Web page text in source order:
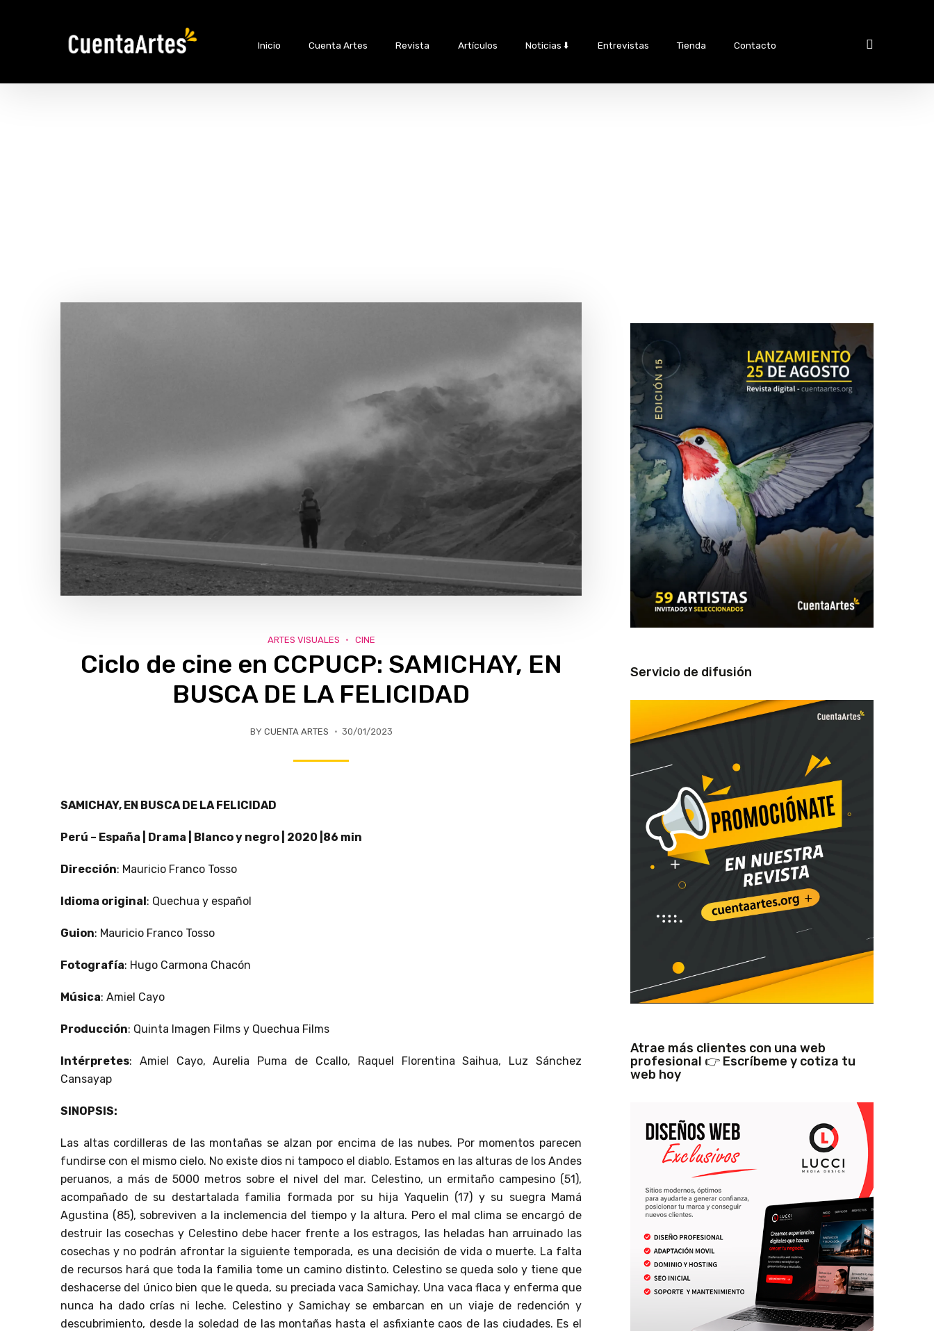
Inicio Cuenta Artes Revista Artículos Noticias ⬇️ Entrevistas Tienda Contacto
ARTES VISUALES CINE
Ciclo de cine en CCPUCP: SAMICHAY, EN
BUSCA DE LA FELICIDAD
BY CUENTA ARTES 30/01/2023
SAMICHAY, EN BUSCA DE LA FELICIDAD
Perú – España | Drama | Blanco y negro | 2020 |86 min
Dirección: Mauricio Franco Tosso
Idioma original: Quechua y español
Guion: Mauricio Franco Tosso
Fotografía: Hugo Carmona Chacón
Música: Amiel Cayo
Producción: Quinta Imagen Films y Quechua Films
Intérpretes: Amiel Cayo, Aurelia Puma de Ccallo, Raquel Florentina Saihua, Luz Sánchez
Cansayap
SINOPSIS:
Las altas cordilleras de las montañas se alzan por encima de las nubes. Por momentos parecen
fundirse con el mismo cielo. No existe dios ni tampoco el diablo. Estamos en las alturas de los Andes
peruanos, a más de 5000 metros sobre el nivel del mar. Celestino, un ermitaño campesino (51),
acompañado de su destartalada familia formada por su hija Yaquelin (17) y su suegra Mamá
Agustina (85), sobreviven a la inclemencia del tiempo y la altura. Pero el mal clima se encargó de
destruir las cosechas y Celestino debe hacer frente a los estragos, las heladas han arruinado las
cosechas y no podrán afrontar la siguiente temporada, es una decisión de vida o muerte. La falta
de recursos hará que toda la familia tome un camino distinto. Celestino se queda solo y tiene que
deshacerse del único bien que le queda, su preciada vaca Samichay. Una vaca flaca y enferma que
nunca ha dado crías ni leche. Celestino y Samichay se embarcan en un viaje de redención y
descubrimiento, desde la soledad de las montañas hasta el asfixiante caos de las ciudades. Es el
Servicio de difusión
Atrae más clientes con una web
profesional 👉 Escríbeme y cotiza tu
web hoy